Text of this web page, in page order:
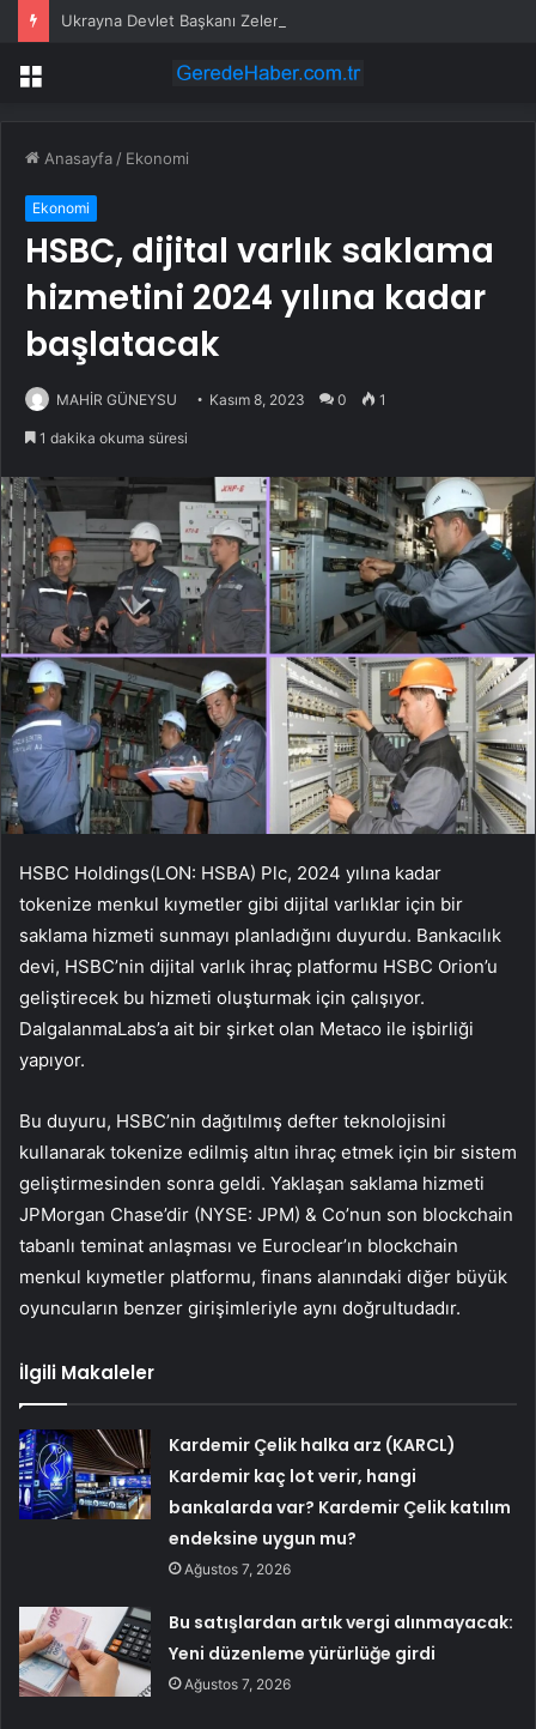
Menü
Anasayfa / Ekonomi
Ekonomi
HSBC, dijital varlık saklama
hizmetini 2024 yılına kadar
başlatacak
MAHİR GÜNEYSU Kasım 8, 2023 0 1
1 dakika okuma süresi
HSBC Holdings(LON: HSBA) Plc, 2024 yılına kadar
tokenize menkul kıymetler gibi dijital varlıklar için bir
saklama hizmeti sunmayı planladığını duyurdu. Bankacılık
devi, HSBC’nin dijital varlık ihraç platformu HSBC Orion’u
geliştirecek bu hizmeti oluşturmak için çalışıyor.
DalgalanmaLabs’a ait bir şirket olan Metaco ile işbirliği
yapıyor.
Bu duyuru, HSBC’nin dağıtılmış defter teknolojisini
kullanarak tokenize edilmiş altın ihraç etmek için bir sistem
geliştirmesinden sonra geldi. Yaklaşan saklama hizmeti
JPMorgan Chase’dir (NYSE: JPM) & Co’nun son blockchain
tabanlı teminat anlaşması ve Euroclear’ın blockchain
menkul kıymetler platformu, finans alanındaki diğer büyük
oyuncuların benzer girişimleriyle aynı doğrultudadır.
İlgili Makaleler
Kardemir Çelik halka arz (KARCL)
Kardemir kaç lot verir, hangi
bankalarda var? Kardemir Çelik katılım
endeksine uygun mu?
Ağustos 7, 2026
Bu satışlardan artık vergi alınmayacak:
Yeni düzenleme yürürlüğe girdi
Ağustos 7, 2026